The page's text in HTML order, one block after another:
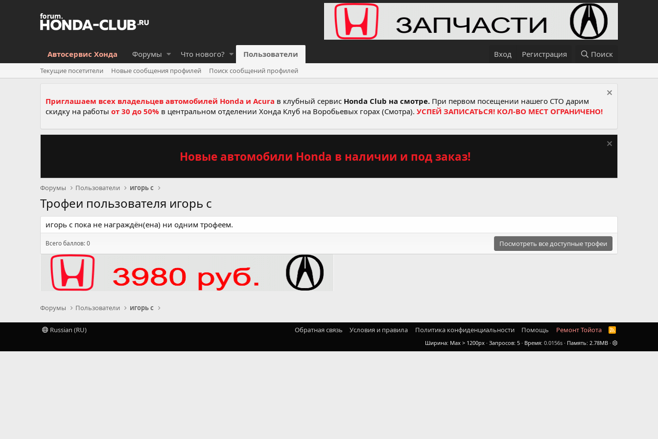
Автосервис Хонда Форумы Что нового? Пользователи Вход Регистрация Поиск
Текущие посетители Новые сообщения профилей Поиск сообщений профилей
Приглашаем всех владельцев автомобилей Honda и Acura в клубный сервис Honda Club на смотре. При первом посещении нашего СТО дарим
скидку на работы от 30 до 50% в центральном отделении Хонда Клуб на Воробьевых горах (Смотра). УСПЕЙ ЗАПИСАТЬСЯ! КОЛ-ВО МЕСТ ОГРАНИЧЕНО!
Новые автомобили Honda в наличии и под заказ!
Форумы Пользователи игорь с
Трофеи пользователя игорь с
игорь с пока не награждён(ена) ни одним трофеем.
Всего баллов: 0 Посмотреть все доступные трофеи
Форумы Пользователи игорь с
Russian (RU) Обратная связь Условия и правила Политика конфиденциальности Помощь Ремонт Тойота
R
S
Ширина Запросов 5 Время 0.0156s Память 2.78MB